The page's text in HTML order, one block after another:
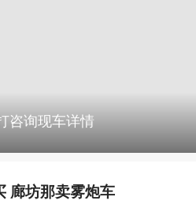
咨询现车详情
廊坊那卖雾炮车